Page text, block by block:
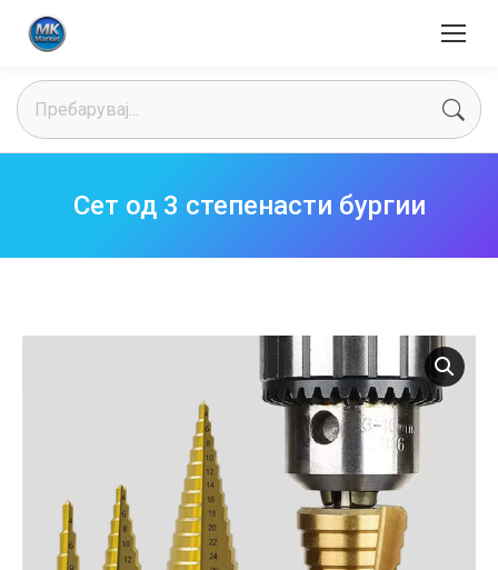
Search:
Сет од 3 степенасти бургии